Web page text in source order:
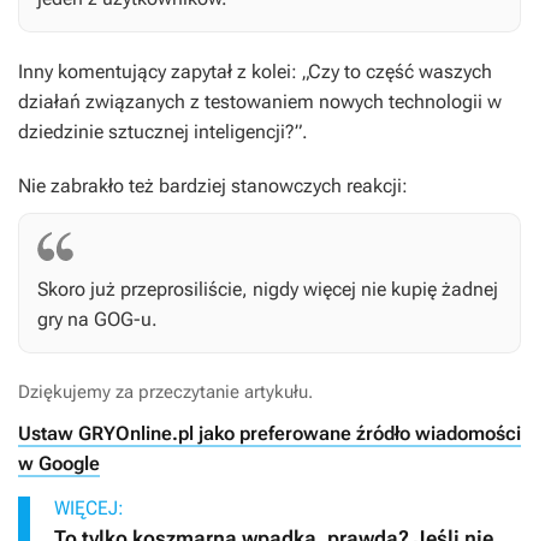
Inny komentujący zapytał z kolei: „Czy to część waszych
działań związanych z testowaniem nowych technologii w
dziedzinie sztucznej inteligencji?”.
Nie zabrakło też bardziej stanowczych reakcji:
Skoro już przeprosiliście, nigdy więcej nie kupię żadnej
gry na GOG-u.
Dziękujemy za przeczytanie artykułu.
Ustaw GRYOnline.pl jako preferowane źródło wiadomości
w Google
WIĘCEJ: